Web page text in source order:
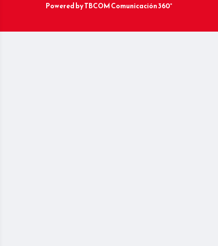
Powered byTBCOM Comunicación 360°